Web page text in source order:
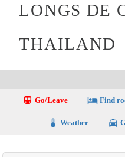
LONGS DE
THAILAND
directions_transit Go/Leave local_hotelFind
thermostat Weather local_taxi